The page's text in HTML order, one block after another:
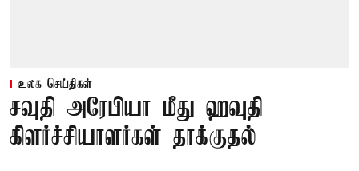
உலக செய்திகள்
சவுதி அரேபியா மீது ஹவுதி
கிளர்ச்சியாளர்கள் தாக்குதல்